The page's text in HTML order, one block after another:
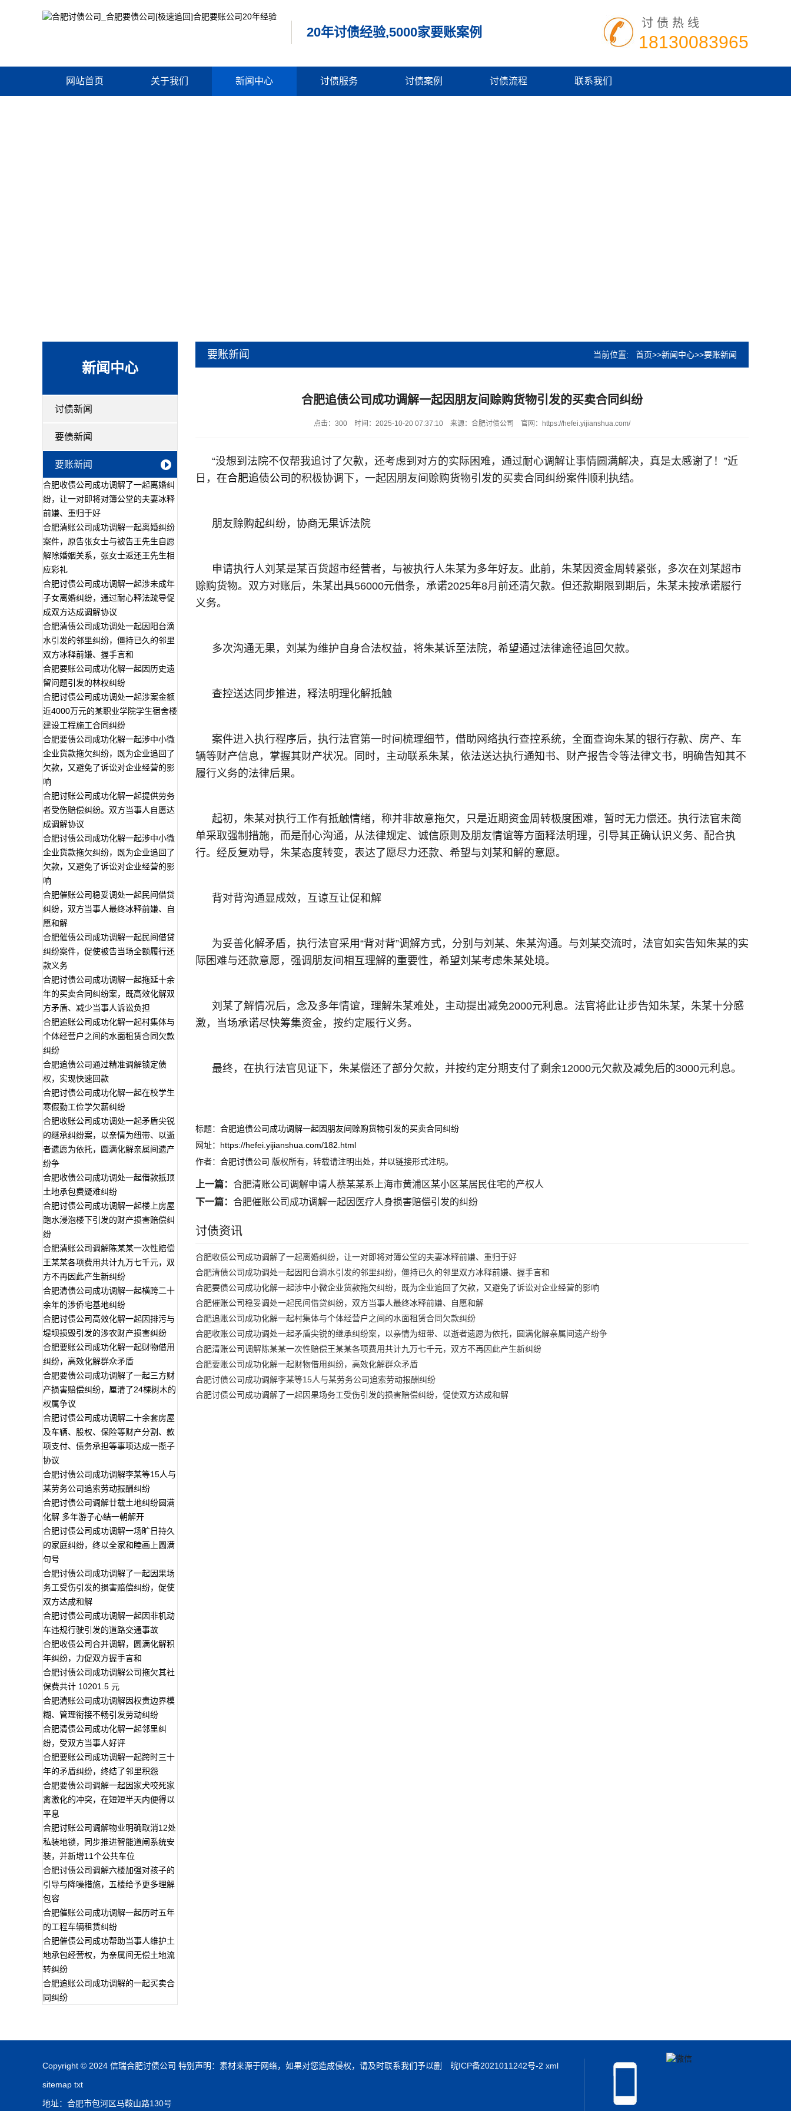
20年讨债经验,5000家要账案例
讨债热线
18130083965
网站首页 关于我们 新闻中心 讨债服务 讨债案例 讨债流程 联系我们
新闻中心
讨债新闻
要债新闻
要账新闻
合肥收债公司成功调解了一起离婚纠
纷，让一对即将对簿公堂的夫妻冰释
前嫌、重归于好
合肥清账公司成功调解一起离婚纠纷
案件，原告张女士与被告王先生自愿
解除婚姻关系，张女士返还王先生相
应彩礼
合肥讨债公司成功调解一起涉未成年
子女离婚纠纷，通过耐心释法疏导促
成双方达成调解协议
合肥清债公司成功调处一起因阳台滴
水引发的邻里纠纷，僵持已久的邻里
双方冰释前嫌、握手言和
合肥要账公司成功化解一起因历史遗
留问题引发的林权纠纷
合肥讨债公司成功调处一起涉案金额
近4000万元的某职业学院学生宿舍楼
建设工程施工合同纠纷
合肥要债公司成功化解一起涉中小微
企业货款拖欠纠纷，既为企业追回了
欠款，又避免了诉讼对企业经营的影
响
合肥讨账公司成功化解一起提供劳务
者受伤赔偿纠纷。双方当事人自愿达
成调解协议
合肥讨债公司成功化解一起涉中小微
企业货款拖欠纠纷，既为企业追回了
欠款，又避免了诉讼对企业经营的影
响
合肥催账公司稳妥调处一起民间借贷
纠纷，双方当事人最终冰释前嫌、自
愿和解
合肥催债公司成功调解一起民间借贷
纠纷案件，促使被告当场全额履行还
款义务
合肥讨债公司成功调解一起拖延十余
年的买卖合同纠纷案，既高效化解双
方矛盾、减少当事人诉讼负担
合肥追账公司成功化解一起村集体与
个体经营户之间的水面租赁合同欠款
纠纷
合肥追债公司通过精准调解锁定债
权，实现快速回款
合肥讨债公司成功化解一起在校学生
寒假勤工俭学欠薪纠纷
合肥收账公司成功调处一起矛盾尖锐
的继承纠纷案，以亲情为纽带、以逝
者遗愿为依托，圆满化解亲属间遗产
纷争
合肥收债公司成功调处一起借款抵顶
土地承包费疑难纠纷
合肥讨债公司成功调解一起楼上房屋
跑水浸泡楼下引发的财产损害赔偿纠
纷
合肥清账公司调解陈某某一次性赔偿
王某某各项费用共计九万七千元，双
方不再因此产生新纠纷
合肥清债公司成功调解一起横跨二十
余年的涉侨宅基地纠纷
合肥讨债公司高效化解一起因排污与
堤坝损毁引发的涉农财产损害纠纷
合肥要账公司成功化解一起财物借用
纠纷，高效化解群众矛盾
合肥要债公司成功调解了一起三方财
产损害赔偿纠纷，厘清了24棵树木的
权属争议
合肥讨债公司成功调解二十余套房屋
及车辆、股权、保险等财产分割、款
项支付、债务承担等事项达成一揽子
协议
合肥讨债公司成功调解李某等15人与
某劳务公司追索劳动报酬纠纷
合肥讨债公司调解廿载土地纠纷圆满
化解 多年游子心结一朝解开
合肥讨债公司成功调解一场旷日持久
的家庭纠纷，终以全家和睦画上圆满
句号
合肥讨债公司成功调解了一起因果场
务工受伤引发的损害赔偿纠纷，促使
双方达成和解
合肥讨债公司成功调解一起因非机动
车违规行驶引发的道路交通事故
合肥收债公司合并调解，圆满化解积
年纠纷，力促双方握手言和
合肥讨债公司成功调解公司拖欠其社
保费共计 10201.5 元
合肥清账公司成功调解因权责边界模
糊、管理衔接不畅引发劳动纠纷
合肥清债公司成功化解一起邻里纠
纷，受双方当事人好评
合肥要账公司成功调解一起跨时三十
年的矛盾纠纷，终结了邻里积怨
合肥要债公司调解一起因家犬咬死家
禽激化的冲突，在短短半天内便得以
平息
合肥讨账公司调解物业明确取消12处
私装地锁，同步推进智能道闸系统安
装，并新增11个公共车位
合肥讨债公司调解六楼加强对孩子的
引导与降噪措施，五楼给予更多理解
包容
合肥催账公司成功调解一起历时五年
的工程车辆租赁纠纷
合肥催债公司成功帮助当事人维护土
地承包经营权，为亲属间无偿土地流
转纠纷
合肥追账公司成功调解的一起买卖合
同纠纷
要账新闻 当前位置: 首页>>新闻中心>>要账新闻
合肥追债公司成功调解一起因朋友间赊购货物引发的买卖合同纠纷
点击：300 时间：2025-10-20 07:37:10 来源：合肥讨债公司 官网：https://hefei.yijianshua.com/
“没想到法院不仅帮我追讨了欠款，还考虑到对方的实际困难，通过耐心调解让事情圆满解决，真是太感谢了！”近
日，在合肥追债公司 的积极协调下，一起因朋友间赊购货物引发的买卖合同纠纷案件顺利执结。
朋友赊购起纠纷，协商无果诉法院
申请执行人刘某是某百货超市经营者，与被执行人朱某为多年好友。此前，朱某因资金周转紧张，多次在刘某超市
赊购货物。双方对账后，朱某出具56000元借条，承诺2025年8月前还清欠款。但还款期限到期后，朱某未按承诺履行
义务。
多次沟通无果，刘某为维护自身合法权益，将朱某诉至法院，希望通过法律途径追回欠款。
查控送达同步推进，释法明理化解抵触
案件进入执行程序后，执行法官第一时间梳理细节，借助网络执行查控系统，全面查询朱某的银行存款、房产、车
辆等财产信息，掌握其财产状况。同时，主动联系朱某，依法送达执行通知书、财产报告令等法律文书，明确告知其不
履行义务的法律后果。
起初，朱某对执行工作有抵触情绪，称并非故意拖欠，只是近期资金周转极度困难，暂时无力偿还。执行法官未简
单采取强制措施，而是耐心沟通，从法律规定、诚信原则及朋友情谊等方面释法明理，引导其正确认识义务、配合执
行。经反复劝导，朱某态度转变，表达了愿尽力还款、希望与刘某和解的意愿。
背对背沟通显成效，互谅互让促和解
为妥善化解矛盾，执行法官采用“背对背”调解方式，分别与刘某、朱某沟通。与刘某交流时，法官如实告知朱某的实
际困难与还款意愿，强调朋友间相互理解的重要性，希望刘某考虑朱某处境。
刘某了解情况后，念及多年情谊，理解朱某难处，主动提出减免2000元利息。法官将此让步告知朱某，朱某十分感
激，当场承诺尽快筹集资金，按约定履行义务。
最终，在执行法官见证下，朱某偿还了部分欠款，并按约定分期支付了剩余12000元欠款及减免后的3000元利息。
标题： 合肥追债公司成功调解一起因朋友间赊购货物引发的买卖合同纠纷
网址： https://hefei.yijianshua.com/182.html
作者： 合肥讨债公司 版权所有，转载请注明出处，并以链接形式注明。
上一篇： 合肥清账公司调解申请人蔡某某系上海市黄浦区某小区某居民住宅的产权人
下一篇： 合肥催账公司成功调解一起因医疗人身损害赔偿引发的纠纷
讨债资讯
合肥收债公司成功调解了一起离婚纠纷，让一对即将对簿公堂的夫妻冰释前嫌、重归于好
合肥清债公司成功调处一起因阳台滴水引发的邻里纠纷，僵持已久的邻里双方冰释前嫌、握手言和
合肥要债公司成功化解一起涉中小微企业货款拖欠纠纷，既为企业追回了欠款，又避免了诉讼对企业经营的影响
合肥催账公司稳妥调处一起民间借贷纠纷，双方当事人最终冰释前嫌、自愿和解
合肥追账公司成功化解一起村集体与个体经营户之间的水面租赁合同欠款纠纷
合肥收账公司成功调处一起矛盾尖锐的继承纠纷案，以亲情为纽带、以逝者遗愿为依托，圆满化解亲属间遗产纷争
合肥清账公司调解陈某某一次性赔偿王某某各项费用共计九万七千元，双方不再因此产生新纠纷
合肥要账公司成功化解一起财物借用纠纷，高效化解群众矛盾
合肥讨债公司成功调解李某等15人与某劳务公司追索劳动报酬纠纷
合肥讨债公司成功调解了一起因果场务工受伤引发的损害赔偿纠纷，促使双方达成和解
Copyright © 2024 信瑞合肥讨债公司 特别声明：素材来源于网络，如果对您造成侵权，请及时联系我们予以删 皖ICP备2021011242号-2 xml
sitemap txt
地址：合肥市包河区马鞍山路130号